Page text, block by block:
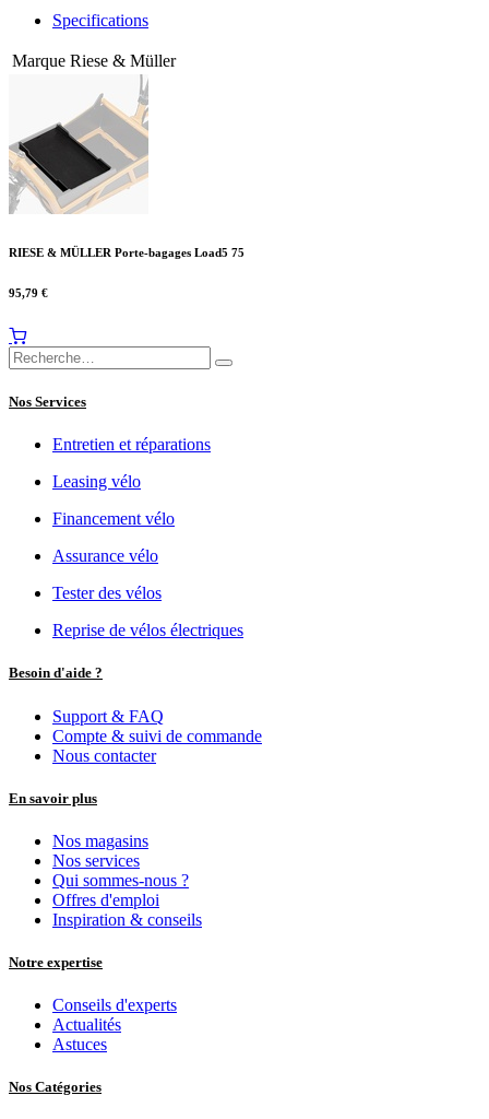
Specifications
Marque Riese & Müller
RIESE & MÜLLER Porte-bagages Load5 75
95,79 €
Nos Services
Entretien et réparations
Leasing vélo
Financement vélo
Assurance vélo
Tester des vélos
Reprise de vélos électriques
Besoin d'aide ?
Support & FAQ
Compte & suivi de commande
Nous contacter
En savoir plus
Nos magasins
Nos services
Qui sommes-nous ?
Offres d'emploi
Inspiration & conseils
Notre expertise
Conseils d'experts
Actualités
Astuces
Nos Catégories